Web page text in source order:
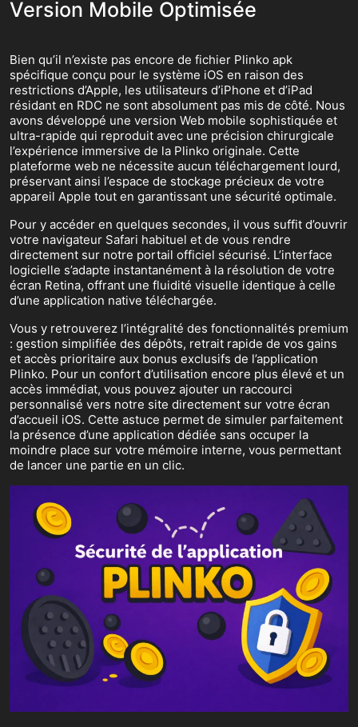
Version Mobile Optimisée
Bien qu’il n’existe pas encore de fichier Plinko apk
spécifique conçu pour le système iOS en raison des
restrictions d’Apple, les utilisateurs d’iPhone et d’iPad
résidant en RDC ne sont absolument pas mis de côté. Nous
avons développé une version Web mobile sophistiquée et
ultra-rapide qui reproduit avec une précision chirurgicale
l’expérience immersive de la Plinko originale. Cette
plateforme web ne nécessite aucun téléchargement lourd,
préservant ainsi l’espace de stockage précieux de votre
appareil Apple tout en garantissant une sécurité optimale.
Pour y accéder en quelques secondes, il vous suffit d’ouvrir
votre navigateur Safari habituel et de vous rendre
directement sur notre portail officiel sécurisé. L’interface
logicielle s’adapte instantanément à la résolution de votre
écran Retina, offrant une fluidité visuelle identique à celle
d’une application native téléchargée.
Vous y retrouverez l’intégralité des fonctionnalités premium
: gestion simplifiée des dépôts, retrait rapide de vos gains
et accès prioritaire aux bonus exclusifs de l’application
Plinko. Pour un confort d’utilisation encore plus élevé et un
accès immédiat, vous pouvez ajouter un raccourci
personnalisé vers notre site directement sur votre écran
d’accueil iOS. Cette astuce permet de simuler parfaitement
la présence d’une application dédiée sans occuper la
moindre place sur votre mémoire interne, vous permettant
de lancer une partie en un clic.